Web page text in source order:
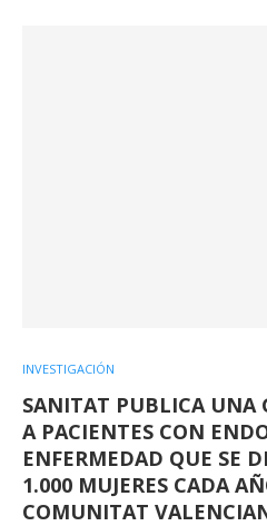
INVESTIGACIÓN
SANITAT PUBLICA UNA
A PACIENTES CON
ENFERMEDAD QUE SE
1.000 MUJERES CADA
COMUNITAT